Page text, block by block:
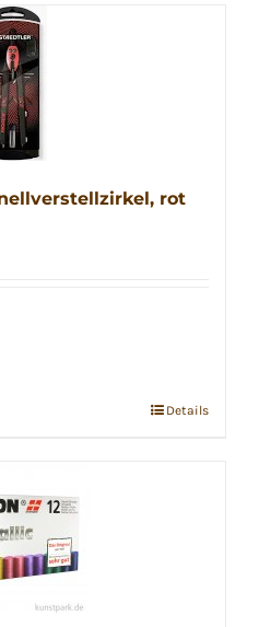
rot
Details